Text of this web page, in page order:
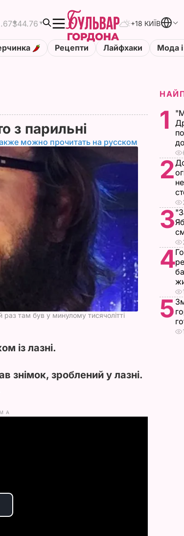
$44.76 +18 КИЇВ
Рецепти Лайфхаки Мода
з парильні
можно прочитать на русском
там був у минулому тисячолітті
із лазні.
знімок, зроблений у лазні.
1
2
3
4
5